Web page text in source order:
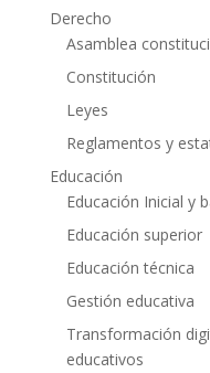
Derecho
Asamblea
Constitución
Leyes
Reglamentos y
Educación
Educación Inicial y
Educación superior
Educación técnica
Gestión educativa
Transformación
educativos